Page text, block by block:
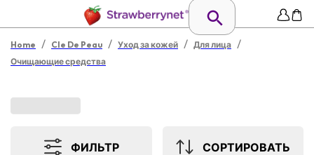
Home / Cle De Peau / Уход за кожей / Для лица /
Очищающие средства
ФИЛЬТР СОРТИРОВАТЬ